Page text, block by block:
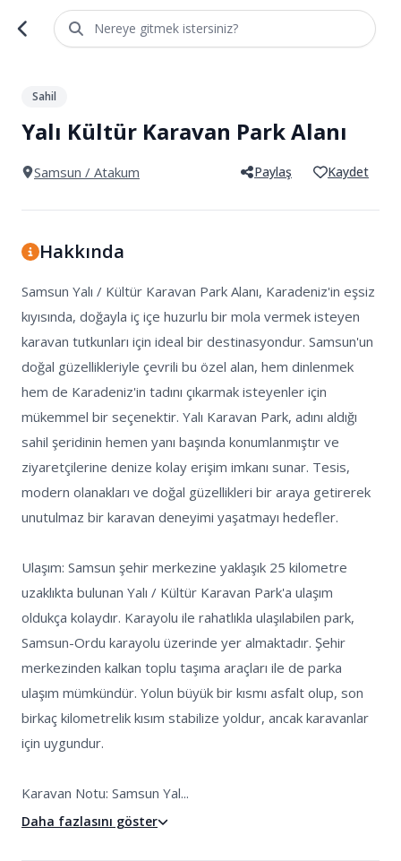
Nereye gitmek istersiniz?
/3
Sahil
Yalı Kültür Karavan Park Alanı
Samsun / Atakum Paylaş Kaydet
Hakkında
Samsun Yalı / Kültür Karavan Park Alanı, Karadeniz'in eşsiz
kıyısında, doğayla iç içe huzurlu bir mola vermek isteyen
karavan tutkunları için ideal bir destinasyondur. Samsun'un
doğal güzellikleriyle çevrili bu özel alan, hem dinlenmek
hem de Karadeniz'in tadını çıkarmak isteyenler için
mükemmel bir seçenektir. Yalı Karavan Park, adını aldığı
sahil şeridinin hemen yanı başında konumlanmıştır ve
ziyaretçilerine denize kolay erişim imkanı sunar. Tesis,
modern olanakları ve doğal güzellikleri bir araya getirerek
unutulmaz bir karavan deneyimi yaşatmayı hedefler.
Ulaşım: Samsun şehir merkezine yaklaşık 25 kilometre
uzaklıkta bulunan Yalı / Kültür Karavan Park'a ulaşım
oldukça kolaydır. Karayolu ile rahatlıkla ulaşılabilen park,
Samsun-Ordu karayolu üzerinde yer almaktadır. Şehir
merkezinden kalkan toplu taşıma araçları ile de parka
ulaşım mümkündür. Yolun büyük bir kısmı asfalt olup, son
birkaç kilometrelik kısım stabilize yoldur, ancak karavanlar
için uygundur.
Karavan Notu: Samsun Yal...
Daha fazlasını göster